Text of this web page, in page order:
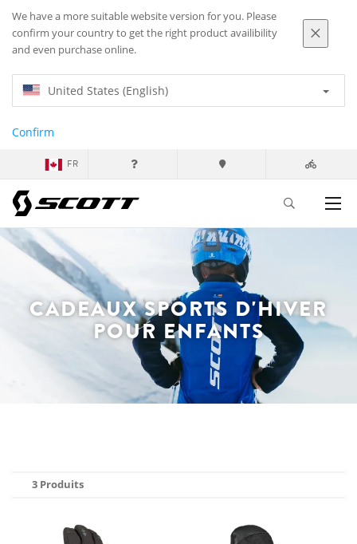
We have a more suitable website version for you. Please
confirm your country to get the right product availibility
and even purchase online.
United States (English)
Confirm
FR
CADEAUX SPORTS D'HIVER
POUR ENFANTS
3 Produits